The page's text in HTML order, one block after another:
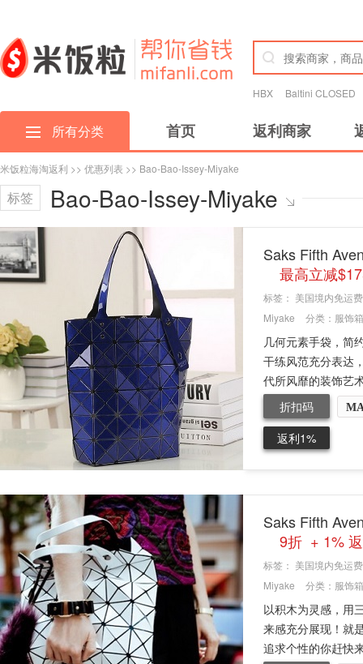
HBX Baltini CLOSED
所有分类 首页 返利商家
米饭粒海淘返利 >> 优惠列表 >> Bao-Bao-Issey-Miyake
标签 Bao-Bao-Issey-Miyake
Saks Fifth
最高立减
标签： 美国境内免运费
Miyake
分类： 服饰
几何元素手袋，简
干练风范充分表达
代所风靡的装饰艺
折扣码
返利1%
Saks Fifth
9折 + 1%
标签： 美国境内免运费
Miyake
分类： 服饰
以积木为灵感，用
来感充分展现！就
追求个性的你赶快